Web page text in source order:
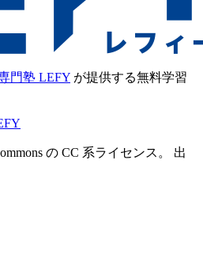
門塾 LEFY が提供する無料学習
の CC 系ライセンス。 出